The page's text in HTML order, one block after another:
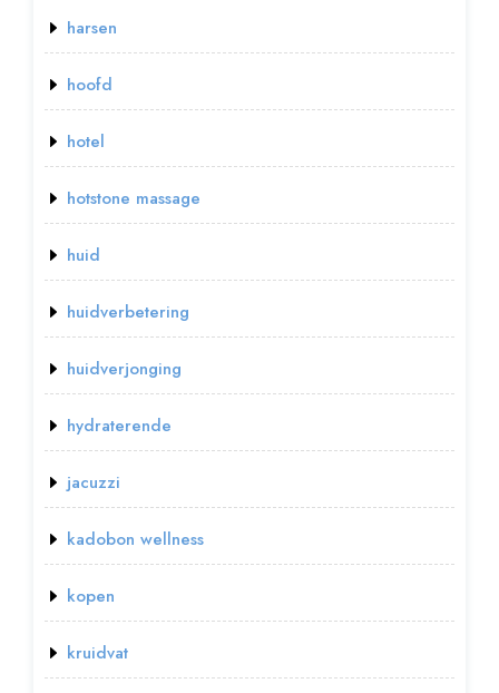
harsen
hoofd
hotel
hotstone massage
huid
huidverbetering
huidverjonging
hydraterende
jacuzzi
kadobon wellness
kopen
kruidvat